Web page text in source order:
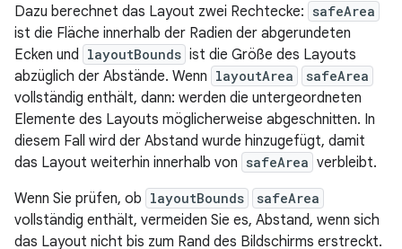
Dazu berechnet das Layout zwei Rechtecke: safeArea
ist die Fläche innerhalb der Radien der abgerundeten
Ecken und
layoutBounds ist die Größe des Layouts
abzüglich der Abstände. Wenn layoutArea safeArea
vollständig enthält, dann: werden die untergeordneten
Elemente des Layouts möglicherweise abgeschnitten. In
diesem Fall wird der Abstand wurde hinzugefügt, damit
das Layout weiterhin innerhalb von safeArea verbleibt.
Wenn Sie prüfen, ob layoutBounds safeArea
vollständig enthält, vermeiden Sie es, Abstand, wenn sich
das Layout nicht bis zum Rand des Bildschirms erstreckt.